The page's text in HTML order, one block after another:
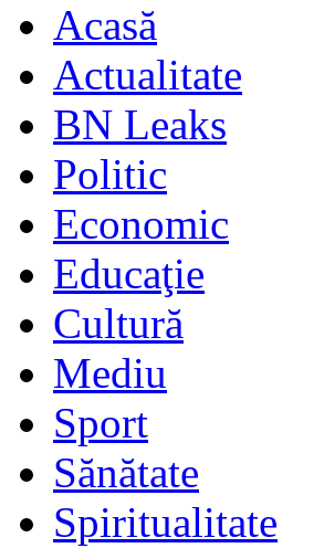
Acasă
Actualitate
BN Leaks
Politic
Economic
Educaţie
Cultură
Mediu
Sport
Sănătate
Spiritualitate